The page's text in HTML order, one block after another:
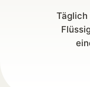
Täglich